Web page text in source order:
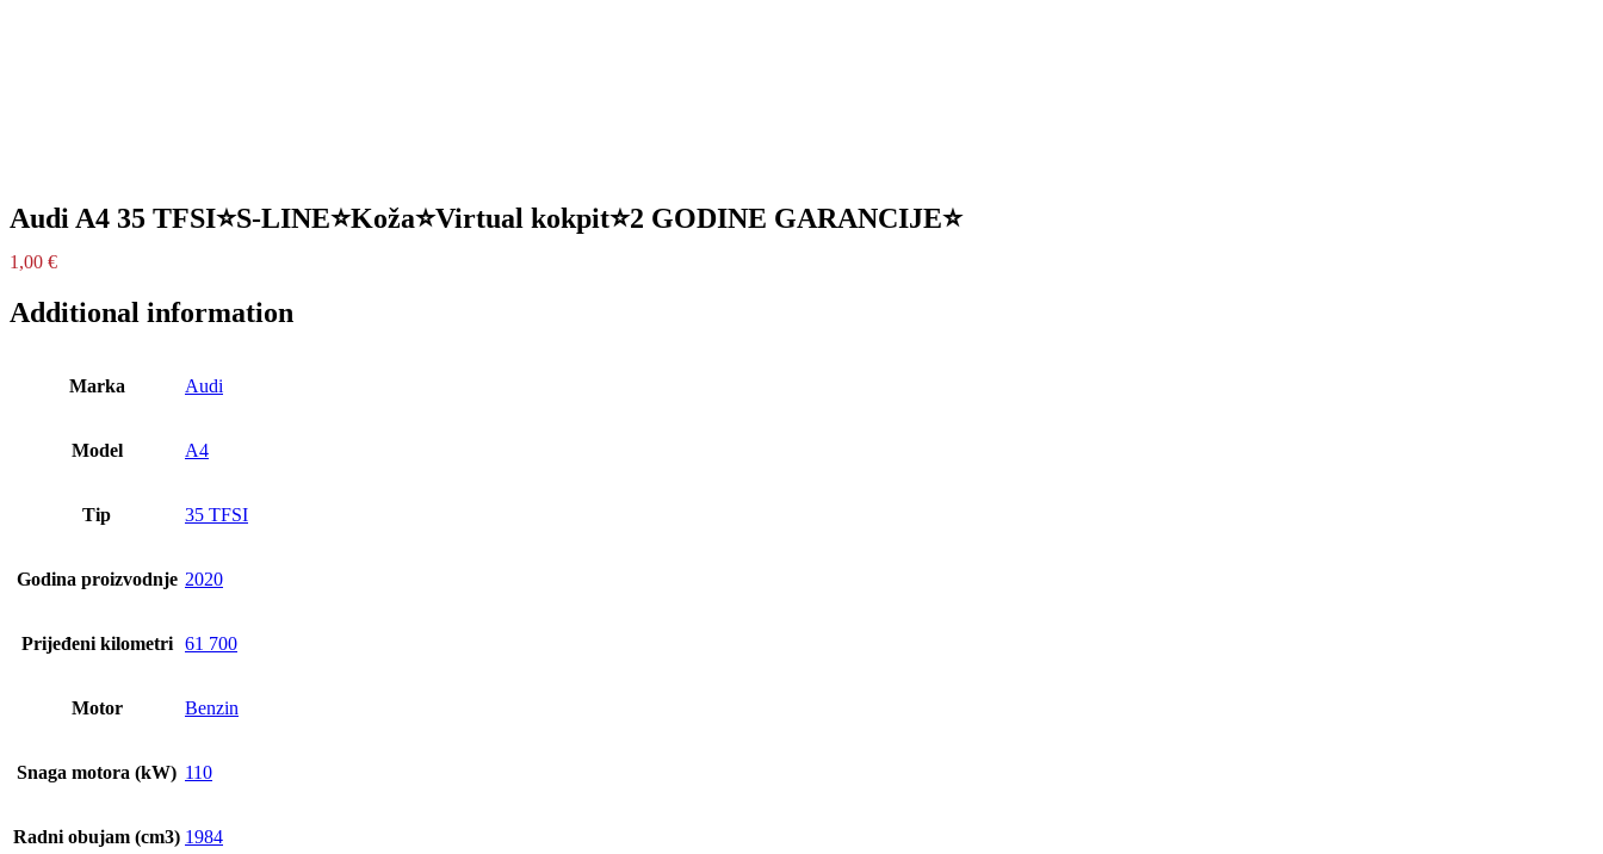
Audi A4 35 TFSI⭐S-LINE⭐Koža⭐Virtual kokpit⭐2 GODINE GARANCIJE⭐
1,00 €
Additional information
Marka Audi
Model A4
Tip 35 TFSI
Godina proizvodnje 2020
Prijeđeni kilometri 61 700
Motor Benzin
Snaga motora (kW) 110
Radni obujam (cm3) 1984